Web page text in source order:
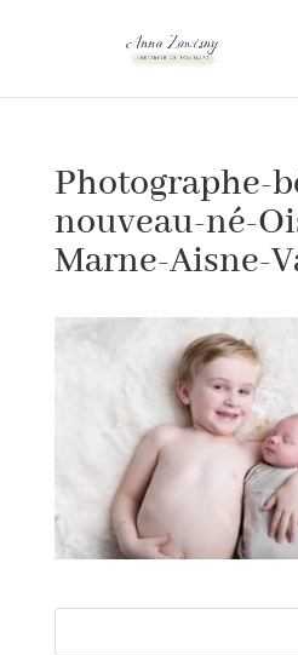
Photographe-
nouveau-né-
Marne-Aisne-